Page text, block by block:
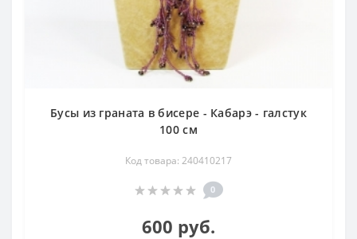
Бусы из граната в бисере - Кабарэ - галстук
100 см
Код товара: 240410217
0
600 руб.